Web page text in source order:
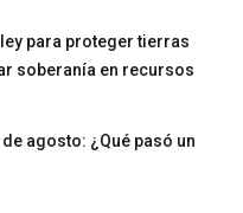
para proteger tierras
soberanía en recursos
agosto: ¿Qué pasó un